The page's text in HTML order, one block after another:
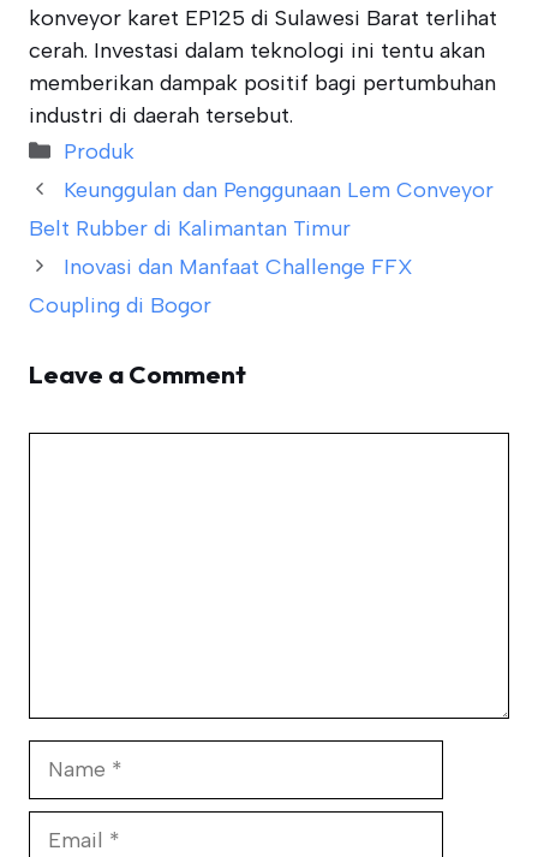
konveyor karet EP125 di Sulawesi Barat terlihat
cerah. Investasi dalam teknologi ini tentu akan
memberikan dampak positif bagi pertumbuhan
industri di daerah tersebut.
Categories
Produk
Keunggulan dan Penggunaan Lem Conveyor
Belt Rubber di Kalimantan Timur
Inovasi dan Manfaat Challenge FFX
Coupling di Bogor
Leave a Comment